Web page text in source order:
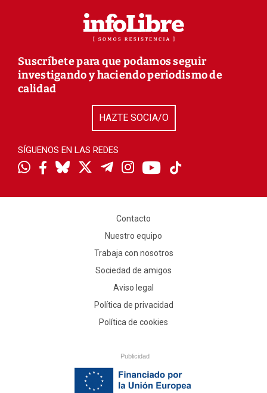
Suscríbete para que podamos seguir
investigando y haciendo periodismo de
calidad
HAZTE SOCIA/O
SÍGUENOS EN LAS REDES
Contacto
Nuestro equipo
Trabaja con nosotros
Sociedad de amigos
Aviso legal
Política de privacidad
Política de cookies
Publicidad